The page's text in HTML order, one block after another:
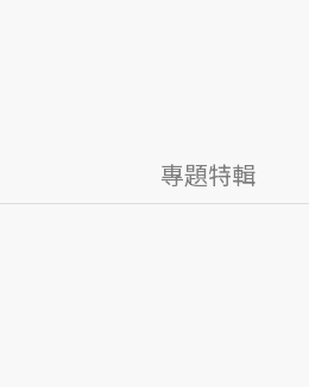
專題特輯